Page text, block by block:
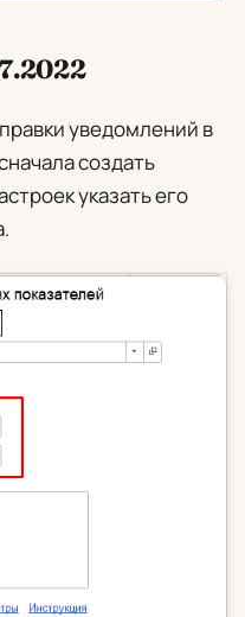
уведомлений в
создать
указать его